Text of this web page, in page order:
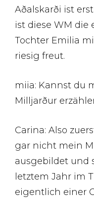
Aðalskarði ist
ist diese WM die
Tochter Emilia
riesig freut.
miia: Kannst du
Milljarður
Carina: Also
gar nicht mein
ausgebildet und
letztem Jahr im
eigentlich einer